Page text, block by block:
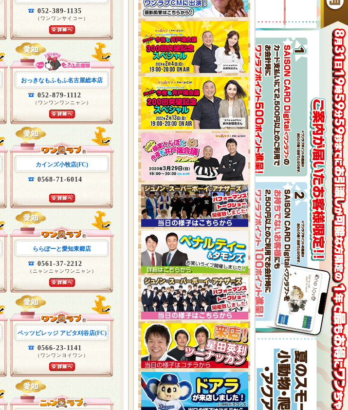
052-389-1135
（ワンワンサイコー）
おっきなもふもふ名古屋総本店
052-879-1112
（ワンワンワンニャン）
カインズ小牧店(FC)
0568-71-6014
ららぽーと愛知東郷店
0561-37-2212
（ニャンニャンワンニャン）
ペッツビレッジ アピタ刈谷店(FC)
0566-23-1141
（ワンワンヨイワン）